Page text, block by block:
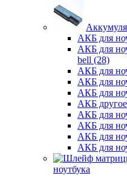
АКБ для
АКБ для
bell (28)
АКБ для
АКБ для
АКБ для
АКБ
АКБ для
АКБ для
АКБ для
АКБ для
ноутбука